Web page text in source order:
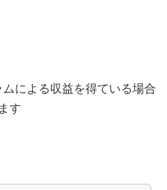
による収益を得ている場合
す